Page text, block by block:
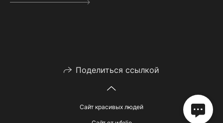
Поделиться ссылкой
Сайт красивых людей